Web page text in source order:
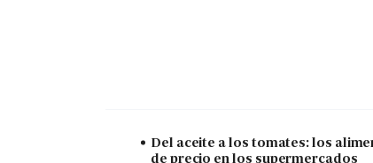
Del aceite a los tomates: los
de precio en los supermercados